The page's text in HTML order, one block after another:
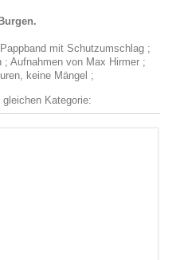
mit Schutzumschlag ;
Aufnahmen von Max Hirmer ;
keine Mängel ;
Kategorie: